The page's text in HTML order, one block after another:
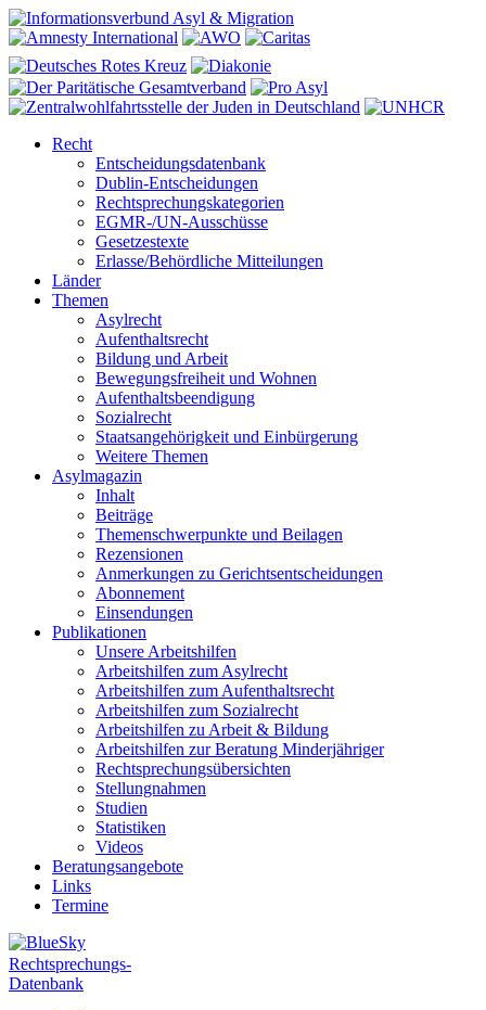
Recht
Entscheidungsdatenbank
Dublin-Entscheidungen
Rechtsprechungskategorien
EGMR-/UN-Ausschüsse
Gesetzestexte
Erlasse/Behördliche Mitteilungen
Länder
Themen
Asylrecht
Aufenthaltsrecht
Bildung und Arbeit
Bewegungsfreiheit und Wohnen
Aufenthaltsbeendigung
Sozialrecht
Staatsangehörigkeit und Einbürgerung
Weitere Themen
Asylmagazin
Inhalt
Beiträge
Themenschwerpunkte und Beilagen
Rezensionen
Anmerkungen zu Gerichtsentscheidungen
Abonnement
Einsendungen
Publikationen
Unsere Arbeitshilfen
Arbeitshilfen zum Asylrecht
Arbeitshilfen zum Aufenthaltsrecht
Arbeitshilfen zum Sozialrecht
Arbeitshilfen zu Arbeit & Bildung
Arbeitshilfen zur Beratung Minderjähriger
Rechtsprechungsübersichten
Stellungnahmen
Studien
Statistiken
Videos
Beratungsangebote
Links
Termine
Rechtsprechungs-
Datenbank